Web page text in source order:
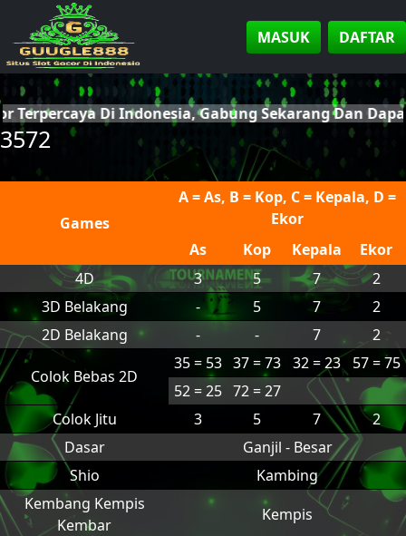
MASUK DAFTAR
Di Indonesia, Gabung Sekarang Dan
3572
Games
A = As, B = Kop, C = Kepala, D =
Ekor
As
Kop Kepala
Ekor
4D
3 5 7
2
3D Belakang
- 5 7
2
2D Belakang
- - 7 2
Colok Bebas 2D
35 = 53 37 = 73 32 = 23
57 = 75
52 = 25 72 = 27
Colok Jitu
3 5 7
2
Dasar
Ganjil - Besar
Shio
Kambing
Kembang Kempis
Kembar
Kempis